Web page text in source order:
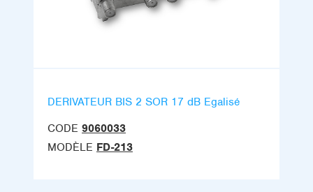
DERIVATEUR BIS 2 SOR 17 dB Egalisé
CODE 9060033
MODÈLE FD-213